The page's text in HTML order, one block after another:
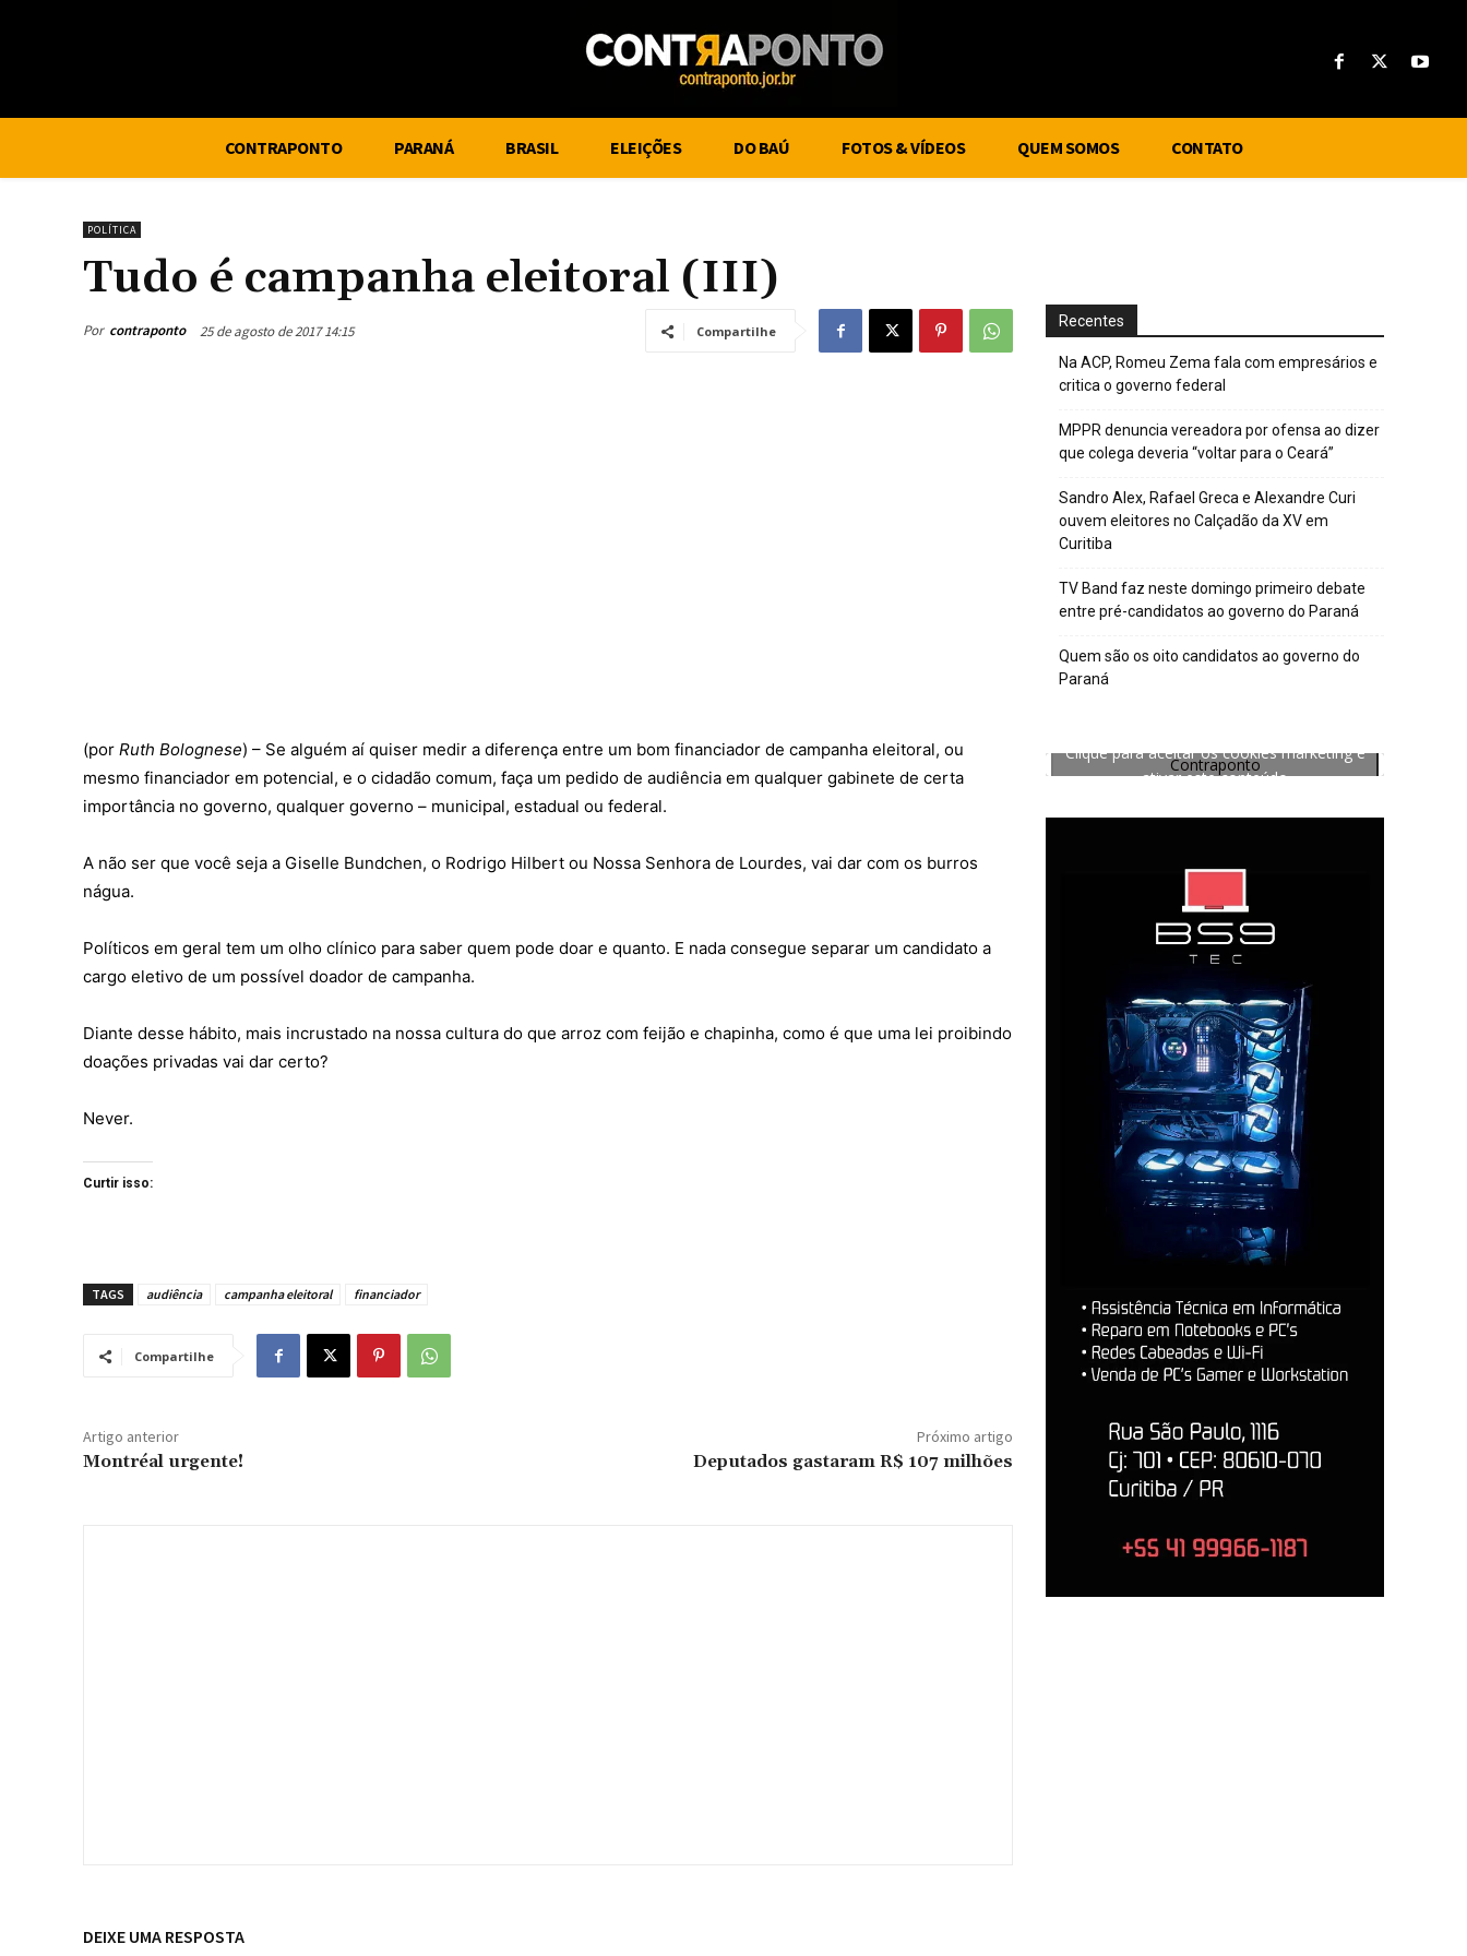
CONTRAPONTO PARANÁ BRASIL ELEIÇÕES DO BAÚ FOTOS & VÍDEOS QUEM SOMOS CONTATO
POLÍTICA
Tudo é campanha eleitoral (III)
Por contraponto 25 de agosto de 2017 14:15 Compartilhe
(por Ruth Bolognese) – Se alguém aí quiser medir a diferença entre um bom financiador de campanha eleitoral, ou
mesmo financiador em potencial, e o cidadão comum, faça um pedido de audiência em qualquer gabinete de certa
importância no governo, qualquer governo – municipal, estadual ou federal.
A não ser que você seja a Giselle Bundchen, o Rodrigo Hilbert ou Nossa Senhora de Lourdes, vai dar com os burros
nágua.
Políticos em geral tem um olho clínico para saber quem pode doar e quanto. E nada consegue separar um candidato a
cargo eletivo de um possível doador de campanha.
Diante desse hábito, mais incrustado na nossa cultura do que arroz com feijão e chapinha, como é que uma lei proibindo
doações privadas vai dar certo?
Never.
Curtir isso:
TAGS audiência campanha eleitoral financiador
Compartilhe
Artigo anterior
Montréal urgente!
Próximo artigo
Deputados gastaram R$ 107 milhões
DEIXE UMA RESPOSTA
Recentes
Na ACP, Romeu Zema fala com empresários e
critica o governo federal
MPPR denuncia vereadora por ofensa ao dizer
que colega deveria “voltar para o Ceará”
Sandro Alex, Rafael Greca e Alexandre Curi
ouvem eleitores no Calçadão da XV em
Curitiba
TV Band faz neste domingo primeiro debate
entre pré-candidatos ao governo do Paraná
Quem são os oito candidatos ao governo do
Paraná
Contraponto
Clique para aceitar os cookies marketing e
ativar este conteúdo